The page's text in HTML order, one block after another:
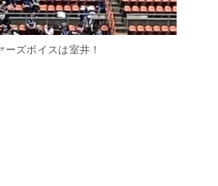
ーズボイスは室井！